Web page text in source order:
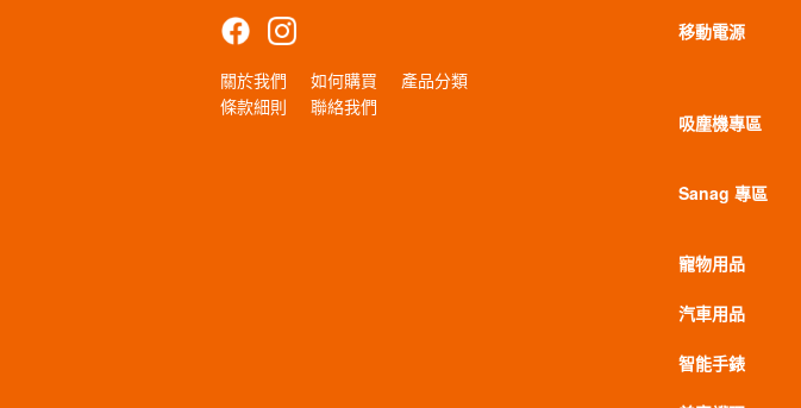
關於我們 如何購買
產品分類
條款細則
聯絡我們
移動電源
吸塵機專區
Sanag 專區
寵物用品
汽車用品
智能手錶